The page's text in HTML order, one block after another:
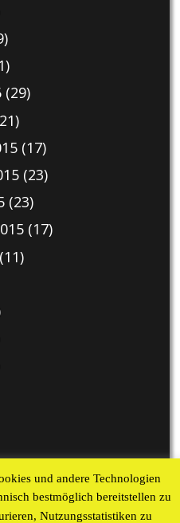
(29)
(17)
(23)
(23)
(17)
F S
S
1
2
und andere Technologien
bestmöglich bereitstellen zu
Nutzungsstatistiken zu